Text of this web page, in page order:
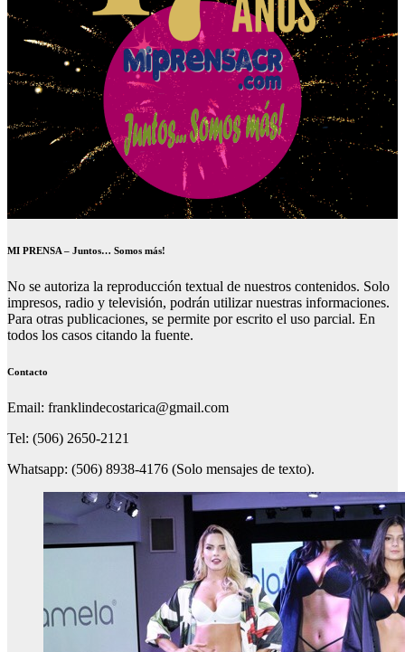
MI PRENSA – Juntos… Somos más!
No se autoriza la reproducción textual de nuestros contenidos. Solo
impresos, radio y televisión, podrán utilizar nuestras informaciones.
Para otras publicaciones, se permite por escrito el uso parcial. En
todos los casos citando la fuente.
Contacto
Email: franklindecostarica@gmail.com
Tel: (506) 2650-2121
Whatsapp: (506) 8938-4176 (Solo mensajes de texto).